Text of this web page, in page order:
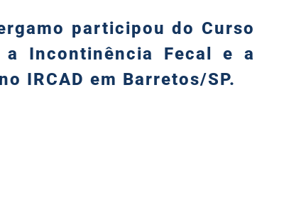
participou do Curso
Incontinência Fecal e a
IRCAD em Barretos/SP.